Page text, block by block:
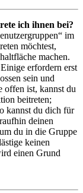
ich ihnen bei?
im
möchtest,
machen.
erfordern erst
sein und
offen ist, kannst du
beitreten;
kannst du dich für
deinen
du in die Gruppe
keinen
einen Grund